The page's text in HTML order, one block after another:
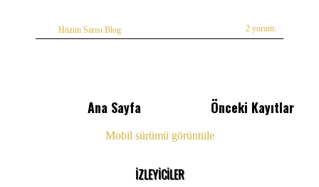
Hüzün Sarısı Blog 2 yorum:
Önceki Kayıtlar
Ana Sayfa
Mobil sürümü görüntüle
İZLEYİCİLER